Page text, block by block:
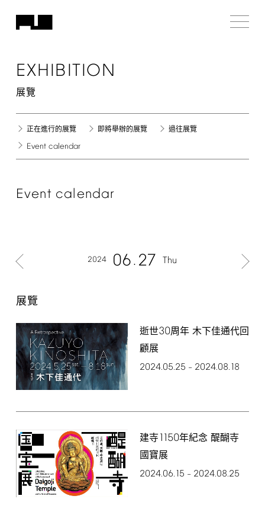
EXHIBITION
展覽
正在進行的展覽 即將舉辦的展覽 過往展覽
Event calendar
Event calendar
2024 06 27 Thu
展覽
逝世30周年 木下佳通代回
顧展
2024.05.25 – 2024.08.18
建寺1150年紀念 醍醐寺
國寶展
2024.06.15 – 2024.08.25